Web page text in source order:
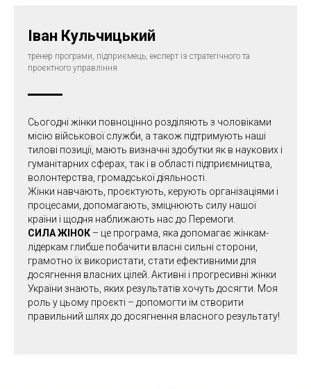
Іван Кульчицький
тренер програми, підприємець, експерт із стратегічного та
проєктного управління
Сьогодні жінки повноцінно розділяють з чоловіками
місію військової служби, а також підтримують наші
тилові позиції, мають визначні здобутки як в наукових і
гуманітарних сферах, так і в області підприємництва,
волонтерства, громадської діяльності.
Жінки навчають, проєктують, керують організаціями і
процесами, допомагають, зміцнюють силу нашої
країни і щодня наближають нас до Перемоги.
СИЛА ЖІНОК – це програма, яка допомагає жінкам-
лідеркам глибше побачити власні сильні сторони,
грамотно їх використати, стати ефективними для
досягнення власних цілей. Активні і прогресивні жінки
України знають, яких результатів хочуть досягти. Моя
роль у цьому проєкті – допомогти їм створити
правильний шлях до досягнення власного результату!